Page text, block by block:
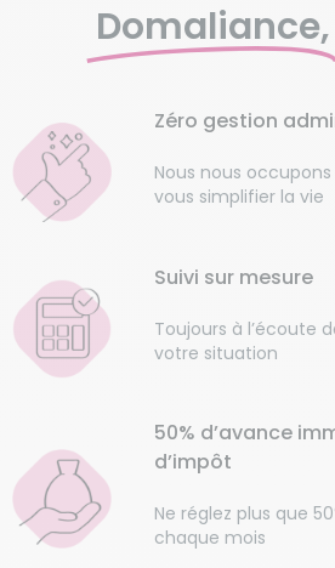
Domaliance,
Zéro gestion
Nous nous
vous simplifier la vie
Suivi sur mesure
Toujours à l’écoute
votre situation
50% d’avance
d’impôt
Ne réglez plus que
chaque mois